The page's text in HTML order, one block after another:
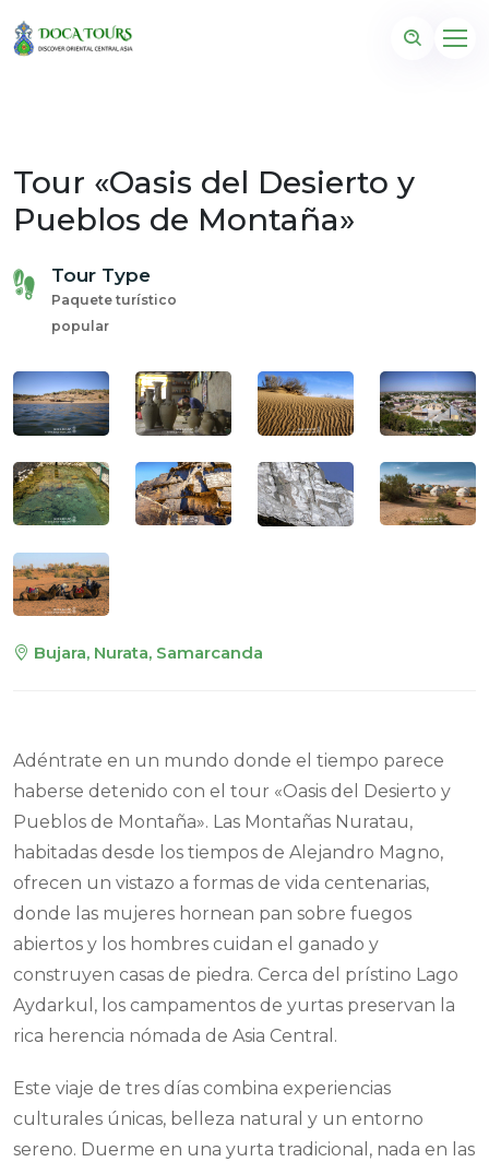
Tour «Oasis del Desierto y
Pueblos de Montaña»
Tour Type
Paquete turístico
popular
Bujara, Nurata, Samarcanda
Adéntrate en un mundo donde el tiempo parece
haberse detenido con el tour «Oasis del Desierto y
Pueblos de Montaña». Las Montañas Nuratau,
habitadas desde los tiempos de Alejandro Magno,
ofrecen un vistazo a formas de vida centenarias,
donde las mujeres hornean pan sobre fuegos
abiertos y los hombres cuidan el ganado y
construyen casas de piedra. Cerca del prístino Lago
Aydarkul, los campamentos de yurtas preservan la
rica herencia nómada de Asia Central.
Este viaje de tres días combina experiencias
culturales únicas, belleza natural y un entorno
sereno. Duerme en una yurta tradicional, nada en las